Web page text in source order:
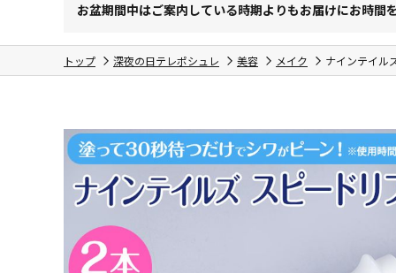
お盆期間中はご案内している時期よりもお届けにお時間
トップ 深夜の日テレポシュレ 美容 メイク ナインテイル